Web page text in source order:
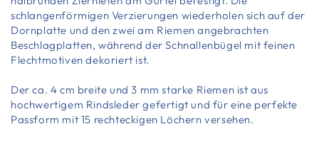
schlangenförmigen Verzierungen wiederholen sich auf der
Dornplatte und den zwei am Riemen angebrachten
Beschlagplatten, während der Schnallenbügel mit feinen
Flechtmotiven dekoriert ist.
Der ca. 4 cm breite und 3 mm starke Riemen ist aus
hochwertigem Rindsleder gefertigt und für eine perfekte
Passform mit 15 rechteckigen Löchern versehen.